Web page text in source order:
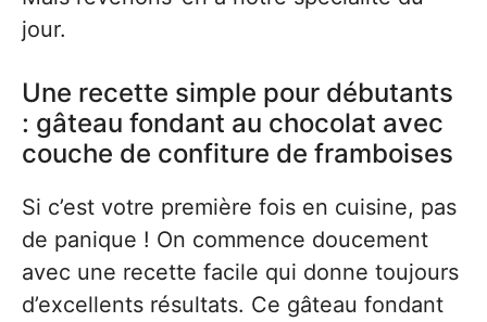
jour.
Une recette simple pour débutants
: gâteau fondant au chocolat avec
couche de confiture de framboises
Si c’est votre première fois en cuisine, pas
de panique ! On commence doucement
avec une recette facile qui donne toujours
d’excellents résultats. Ce gâteau fondant